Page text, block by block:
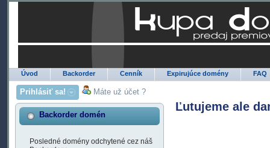
Úvod Backorder Cenník Expirujúce domény FAQ
Prihlásiť sa! Máte už účet ?
Backorder domén
Posledné domény odchytené cez náš
Ľutujeme ale